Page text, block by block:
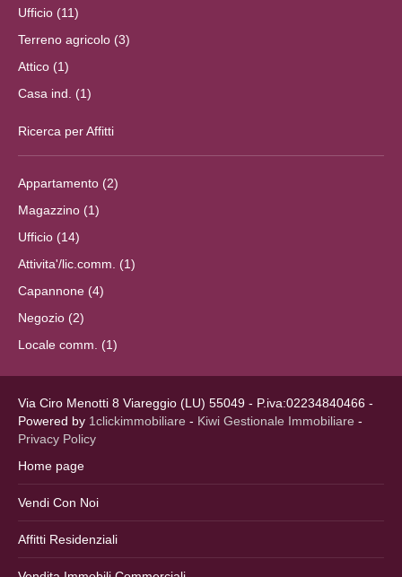
Ufficio (11)
Terreno agricolo (3)
Attico (1)
Casa ind. (1)
Ricerca per Affitti
Appartamento (2)
Magazzino (1)
Ufficio (14)
Attivita'/lic.comm. (1)
Capannone (4)
Negozio (2)
Locale comm. (1)
Via Ciro Menotti 8 Viareggio (LU) 55049 - P.iva:02234840466 -
Powered by 1clickimmobiliare - Kiwi Gestionale Immobiliare -
Privacy Policy
Home page
Vendi Con Noi
Affitti Residenziali